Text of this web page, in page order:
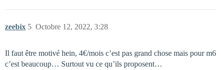
zeebix Octobre 12, 2022, 3:28
5
Il faut être motivé hein, 4€/mois c’est pas grand chose mais pour m6
c’est beaucoup… Surtout vu ce qu’ils proposent…